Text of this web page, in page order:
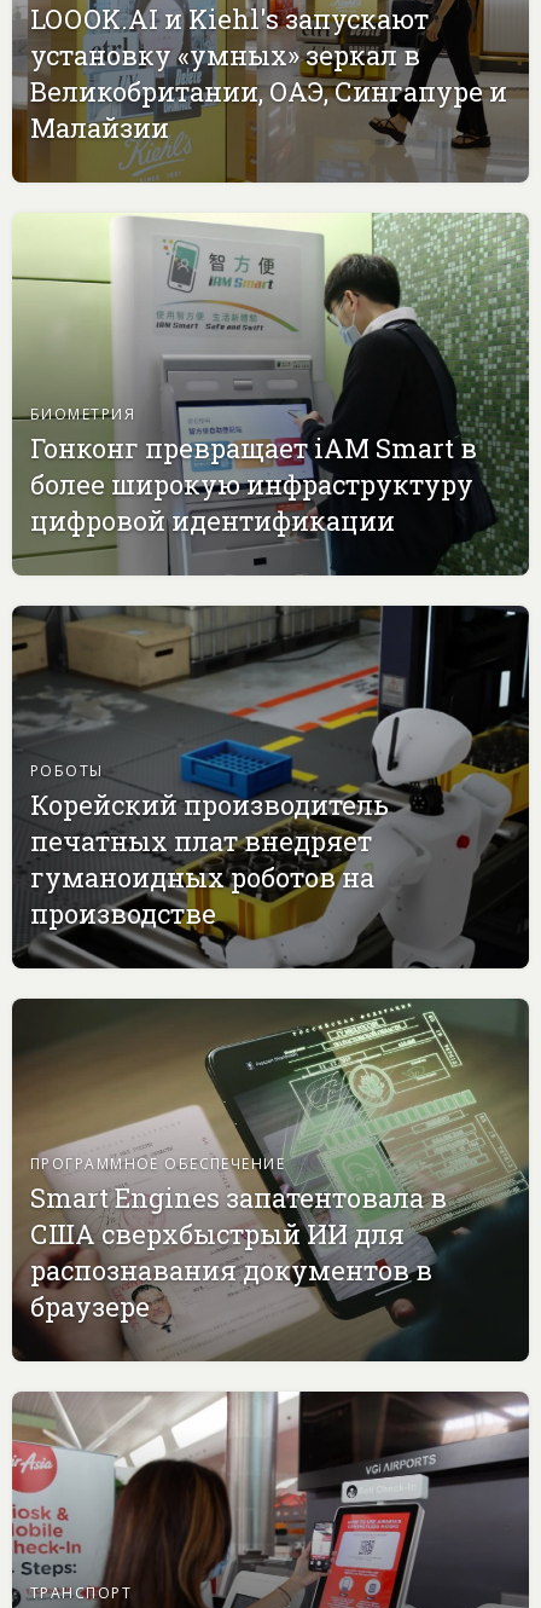
LOOOK.AI и Kiehl's запускают
установку «умных» зеркал в
Великобритании, ОАЭ, Сингапуре и
Малайзии
БИОМЕТРИЯ
Гонконг превращает iAM Smart в
более широкую инфраструктуру
цифровой идентификации
РОБОТЫ
Корейский производитель
печатных плат внедряет
гуманоидных роботов на
производстве
ПРОГРАММНОЕ ОБЕСПЕЧЕНИЕ
Smart Engines запатентовала в
США сверхбыстрый ИИ для
распознавания документов в
браузере
ТРАНСПОРТ